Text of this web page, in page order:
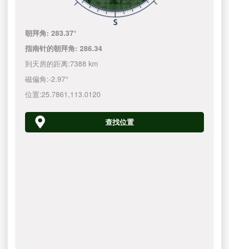
朝拜角:283.37°
指南针的朝拜角:286.34
到天房的距离:7388 km
磁偏角:-2.97°
位置:25.7861 ,113.0120
查找位置